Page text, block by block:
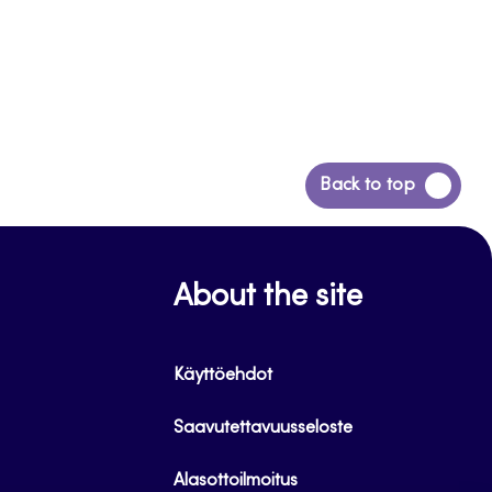
Back to top
Siirry
takaisin
About the site
Käyttöehdot
Saavutettavuusseloste
Alasottoilmoitus